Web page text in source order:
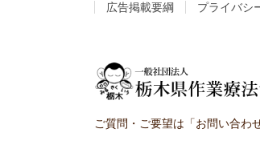
広告掲載要綱 プライバシ
ご質問・ご要望は「お問い合わ